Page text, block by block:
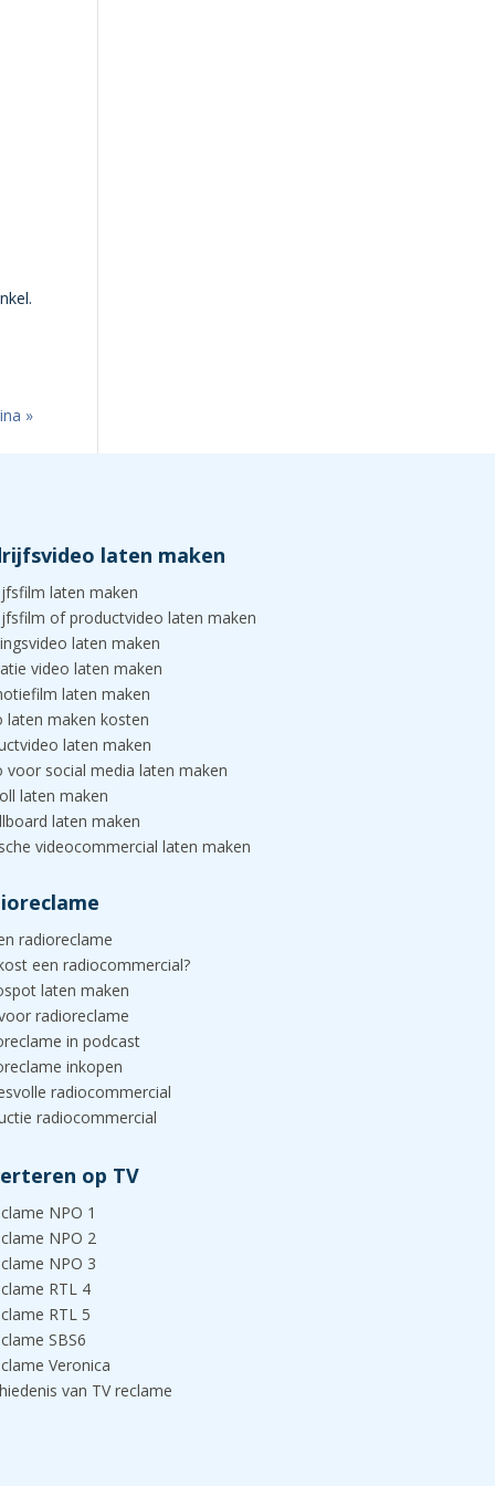
»
laten maken
laten maken
of productvideo laten maken
laten maken
video laten maken
laten maken
laten maken kosten
laten maken
voor social media laten maken
laten maken
laten maken
videocommercial laten maken
radioreclame
een radiocommercial?
laten maken
radioreclame
in podcast
inkopen
radiocommercial
radiocommercial
op TV
NPO 1
NPO 2
NPO 3
RTL 4
RTL 5
SBS6
Veronica
van TV reclame